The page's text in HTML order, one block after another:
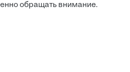
обращать внимание.